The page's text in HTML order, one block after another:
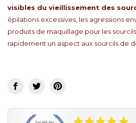
visibles du vieillissement des
épilations excessives, les agressions
produits de maquillage pour les
rapidement un aspect aux sourcils de